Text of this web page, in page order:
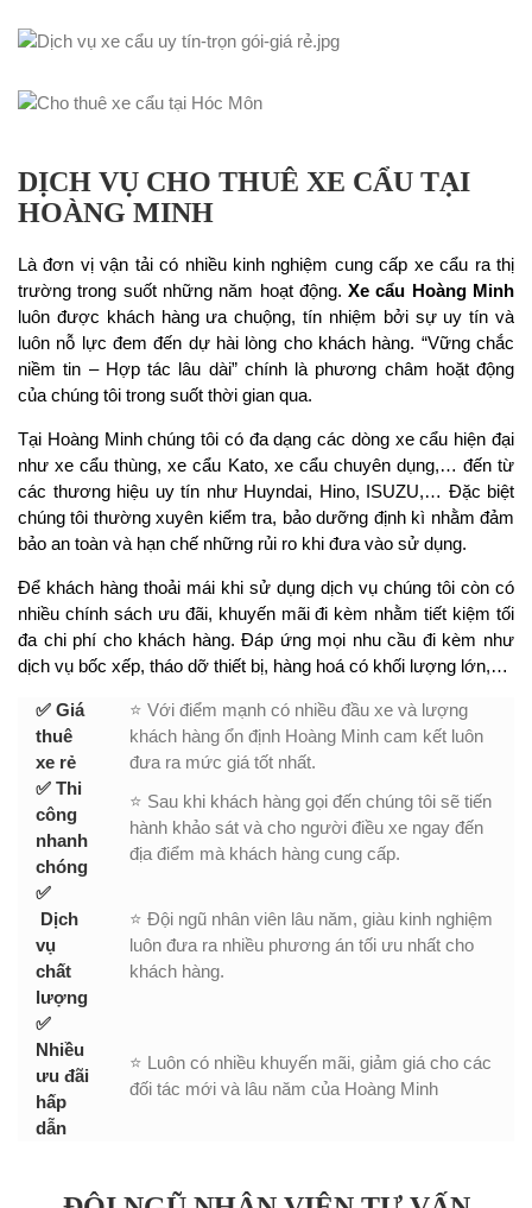
DỊCH VỤ CHO THUÊ XE CẨU TẠI
HOÀNG MINH
Là đơn vị vận tải có nhiều kinh nghiệm cung cấp xe cẩu ra thị
trường trong suốt những năm hoạt động.Xe cẩu Hoàng Minh
luôn được khách hàng ưa chuộng, tín nhiệm bởi sự uy tín và
luôn nỗ lực đem đến dự hài lòng cho khách hàng. “Vững chắc
niềm tin – Hợp tác lâu dài” chính là phương châm hoặt động
của chúng tôi trong suốt thời gian qua.
Tại Hoàng Minh chúng tôi có đa dạng các dòng xe cẩu hiện đại
như xe cẩu thùng, xe cẩu Kato, xe cẩu chuyên dụng,… đến từ
các thương hiệu uy tín như Huyndai, Hino, ISUZU,… Đặc biệt
chúng tôi thường xuyên kiểm tra, bảo dưỡng định kì nhằm đảm
bảo an toàn và hạn chế những rủi ro khi đưa vào sử dụng.
Để khách hàng thoải mái khi sử dụng dịch vụ chúng tôi còn có
nhiều chính sách ưu đãi, khuyến mãi đi kèm nhằm tiết kiệm tối
đa chi phí cho khách hàng. Đáp ứng mọi nhu cầu đi kèm như
dịch vụ bốc xếp, tháo dỡ thiết bị, hàng hoá có khối lượng lớn,…
✅ Giá
thuê
xe rẻ
⭐ Với điểm mạnh có nhiều đầu xe và lượng
khách hàng ổn định Hoàng Minh cam kết luôn
đưa ra mức giá tốt nhất.
✅ Thi
công
nhanh
chóng
⭐ Sau khi khách hàng gọi đến chúng tôi sẽ tiến
hành khảo sát và cho người điều xe ngay đến
địa điểm mà khách hàng cung cấp.
✅
Dịch
vụ
chất
lượng
⭐ Đội ngũ nhân viên lâu năm, giàu kinh nghiệm
luôn đưa ra nhiều phương án tối ưu nhất cho
khách hàng.
✅
Nhiều
ưu đãi
hấp
dẫn
⭐ Luôn có nhiều khuyến mãi, giảm giá cho các
đối tác mới và lâu năm của Hoàng Minh